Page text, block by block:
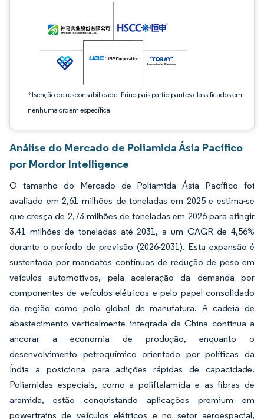
*Isenção de responsabilidade: Principais participantes classificados em
nenhuma ordem específica
Análise do Mercado de Poliamida Ásia Pacífico
por Mordor Intelligence
O tamanho do Mercado de Poliamida Ásia Pacífico foi
avaliado em 2,61 milhões de toneladas em 2025 e estima-se
que cresça de 2,73 milhões de toneladas em 2026 para atingir
3,41 milhões de toneladas até 2031, a um CAGR de 4,56%
durante o período de previsão (2026-2031). Esta expansão é
sustentada por mandatos contínuos de redução de peso em
veículos automotivos, pela aceleração da demanda por
componentes de veículos elétricos e pelo papel consolidado
da região como polo global de manufatura. A cadeia de
abastecimento verticalmente integrada da China continua a
ancorar a economia de produção, enquanto o
desenvolvimento petroquímico orientado por políticas da
Índia a posiciona para adições rápidas de capacidade.
Poliamidas especiais, como a poliftalamida e as fibras de
aramida, estão conquistando aplicações premium em
powertrains de veículos elétricos e no setor aeroespacial,